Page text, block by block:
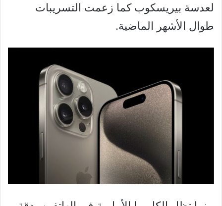
لعدسة بيريسكوب كما زعمت التسريبات
طوال الأشهر الماضية.